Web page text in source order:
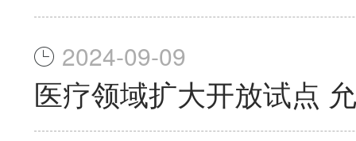
2024-09-09
医疗领域扩大开放试点